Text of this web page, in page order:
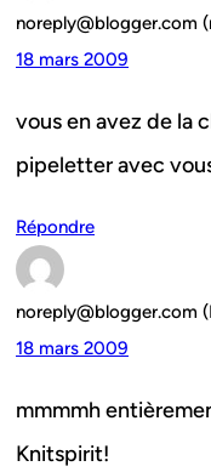
noreply@blogger.com
18 mars 2009
vous en avez de la
pipeletter avec
Répondre
noreply@blogger.com
18 mars 2009
mmmmh
Knitspirit!